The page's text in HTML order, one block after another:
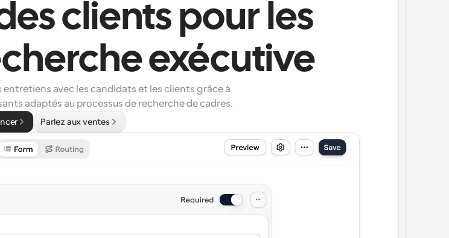
clients pour les
exécutive
avec les candidats et les clients grâce à
adaptés au processus de recherche de cadres.
Parlez aux ventes